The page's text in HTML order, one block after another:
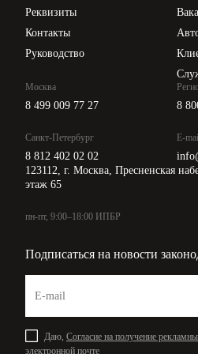
Реквизиты
Контакты
Руководство
Москва
8 499 009 77 27
Санкт-Петербург
8 812 402 02 02
8
E-
123112, г. Москва, Пресненская
этаж 65
пн-пт, 9:00–18:00 ИПБР
Подписаться на новости
Даю, Согласие на получение
электронной почте